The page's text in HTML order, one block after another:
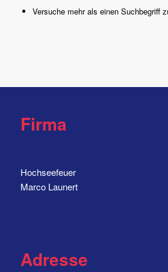
Versuche mehr als einen Suchbegriff
Firma
Hochseefeuer
Marco Launert
Adresse